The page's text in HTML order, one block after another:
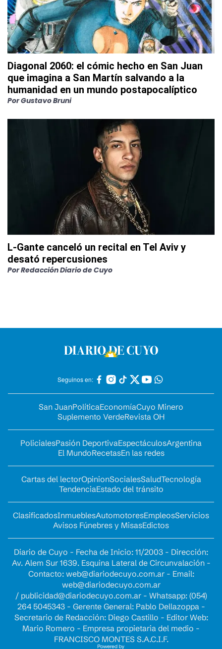
Diagonal 2060: el cómic hecho en San Juan
que imagina a San Martín salvando a la
humanidad en un mundo postapocalíptico
PorGustavo Bruni
L-Gante canceló un recital en Tel Aviv y
desató repercusiones
PorRedacción Diario de Cuyo
Seguinos en:
San JuanPolíticaEconomíaCuyo Minero
Suplemento VerdeRevista OH
PolicialesPasión DeportivaEspectáculosArgentina
El MundoRecetasEn las redes
Cartas del lectorOpinionSocialesSaludTecnología
TendenciaEstado del tránsito
ClasificadosInmueblesAutomotoresEmpleosServicios
Avisos Fúnebres y MisasEdictos
Diario de Cuyo - Fecha de Inicio: 11/2003 - Dirección:
Av. Alem Sur 1639. Esquina Lateral de Circunvalación -
Contacto: web@diariodecuyo.com.ar- Email:
web@diariodecuyo.com.ar
/ publicidad@diariodecuyo.com.ar- Whatsapp: (054)
264 5045343 - Gerente General: Pablo Dellazoppa -
Secretario de Redacción: Diego Castillo - Editor Web:
Mario Romero - Empresa propietaria del medio -
FRANCISCO MONTES S.A.C.I.F.